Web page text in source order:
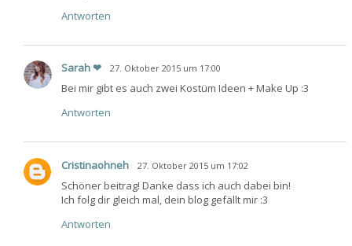
Antworten
Sarah ❤ 27. Oktober 2015 um 17:00
Bei mir gibt es auch zwei Kostüm Ideen + Make Up :3
Antworten
Cristinaohneh 27. Oktober 2015 um 17:02
Schöner beitrag! Danke dass ich auch dabei bin!
Ich folg dir gleich mal, dein blog gefällt mir :3
Antworten